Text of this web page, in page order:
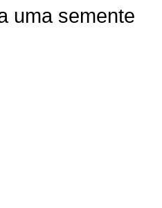
uma semente